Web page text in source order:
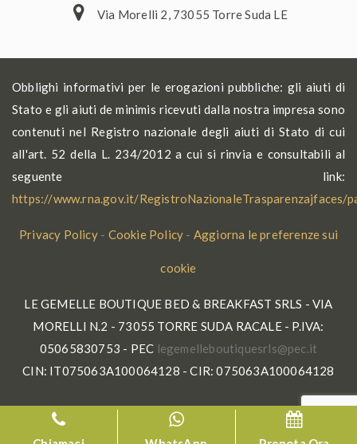
Via Morelli 2, 73055 Torre Suda LE
Obblighi informativi per le erogazioni pubbliche: gli aiuti di
Stato e gli aiuti de minimis ricevuti dalla nostra impresa sono
contenuti nel Registro nazionale degli aiuti di Stato di cui
all'art. 52 della L. 234/2012 a cui si rinvia e consultabili al
seguente link:
https://www.rna.gov.it/RegistroNazionaleTrasparenzajfaces/
Privacy Policy- Cookie Policy - Aggiorna le preferenze sui
cookie
LE GEMELLE BOUTIQUE BED & BREAKFAST SRLS - VIA
MORELLI N.2 - 73055 TORRE SUDA RACALE - P.IVA:
05065830753 - PEC
ti.ce
p@slr
seuqi
tuobe
lleme
gel
CIN: IT075063A100064128 - CIR: 075063A100064128